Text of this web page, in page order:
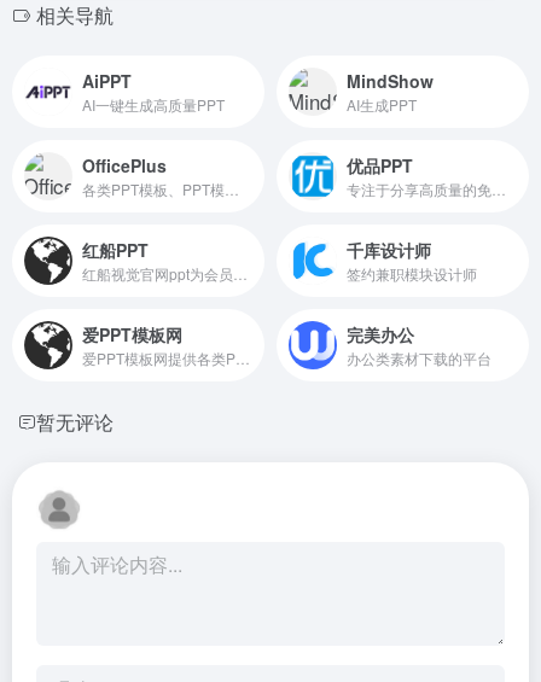
相关导航
AiPPT
AI一键生成高质量PPT
MindShow
AI生成PPT
OfficePlus 优品PPT
红船PPT 千库设计师
签约兼职模块设计师
爱PPT模板网 完美办公
办公类素材下载的平台
暂无评论